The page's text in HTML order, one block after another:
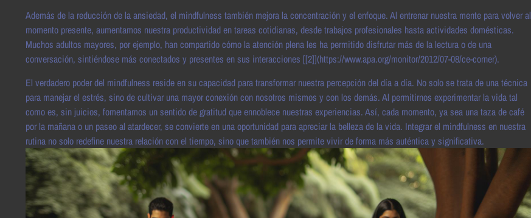
Además de la reducción de la ansiedad, el mindfulness también mejora la concentración y el enfoque. Al entrenar nuestra mente para volver al
momento presente, aumentamos nuestra productividad en tareas cotidianas, desde trabajos profesionales hasta actividades domésticas.
Muchos adultos mayores, por ejemplo, han compartido cómo la atención plena les ha permitido disfrutar más de la lectura o de una
conversación, sintiéndose más conectados y presentes en sus interacciones [[2]](https://www.apa.org/monitor/2012/07-08/ce-corner).
El verdadero poder del mindfulness reside en su capacidad para transformar nuestra percepción del día a día. No solo se trata de una técnica
para manejar el estrés, sino de cultivar una mayor conexión con nosotros mismos y con los demás. Al permitirnos experimentar la vida tal
como es, sin juicios, fomentamos un sentido de gratitud que ennoblece nuestras experiencias. Así, cada momento, ya sea una taza de café
por la mañana o un paseo al atardecer, se convierte en una oportunidad para apreciar la belleza de la vida. Integrar el mindfulness en nuestra
rutina no solo redefine nuestra relación con el tiempo, sino que también nos permite vivir de forma más auténtica y significativa.